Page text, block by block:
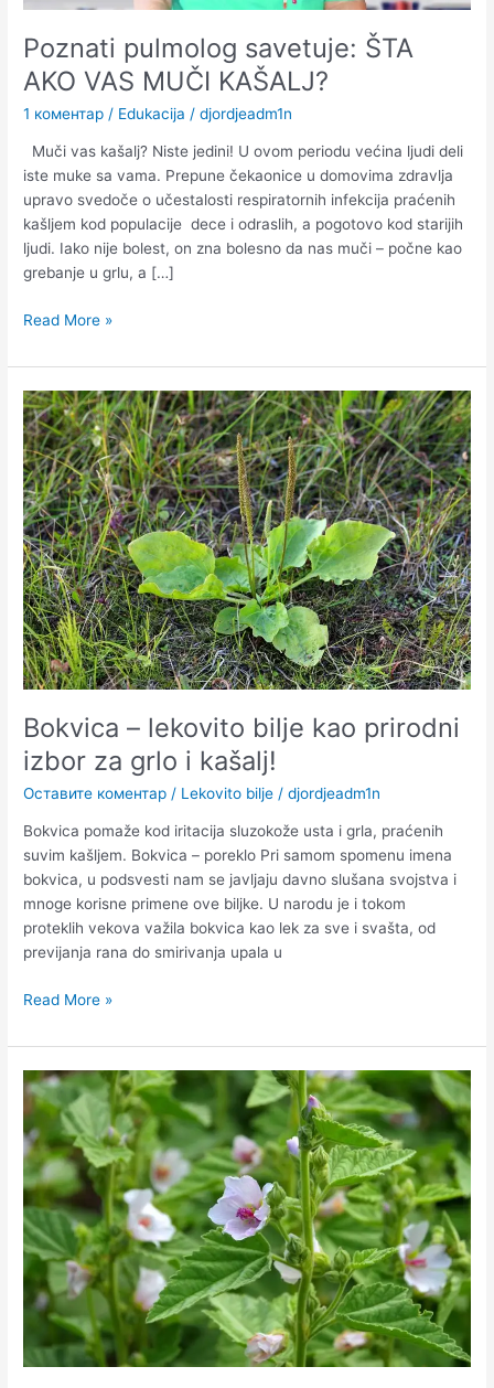
Poznati pulmolog savetuje: ŠTA
AKO VAS MUČI KAŠALJ?
1 коментар / Edukacija /djordjeadm1n
Muči vas kašalj? Niste jedini! U ovom periodu većina ljudi deli
iste muke sa vama. Prepune čekaonice u domovima zdravlja
upravo svedoče o učestalosti respiratornih infekcija praćenih
kašljem kod populacije dece i odraslih, a pogotovo kod starijih
ljudi. Iako nije bolest, on zna bolesno da nas muči – počne kao
grebanje u grlu, a […]
Read More »
Bokvica – lekovito bilje kao prirodni
izbor za grlo i kašalj!
Оставите коментар / Lekovito bilje /djordjeadm1n
Bokvica pomaže kod iritacija sluzokože usta i grla, praćenih
suvim kašljem. Bokvica – poreklo Pri samom spomenu imena
bokvica, u podsvesti nam se javljaju davno slušana svojstva i
mnoge korisne primene ove biljke. U narodu je i tokom
proteklih vekova važila bokvica kao lek za sve i svašta, od
previjanja rana do smirivanja upala u
Bokvica
–
lekovito
bilje
kao
prirodni
izbor
za
grlo
i
kašalj!
Read More »
Beli
slez
–
univerzalno
lekovito
bilje
za
grlo
i
kašalj!